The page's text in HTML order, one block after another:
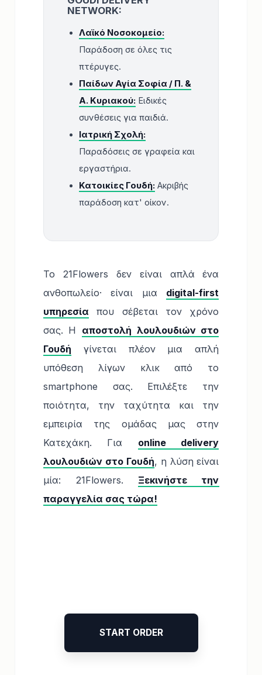
NETWORK:
Λαϊκό Νοσοκομείο:
Παράδοση σε όλες τις
πτέρυγες.
Παίδων Αγία Σοφία / Π. &
Α. Κυριακού: Ειδικές
συνθέσεις για παιδιά.
Ιατρική Σχολή:
Παραδόσεις σε γραφεία και
εργαστήρια.
Κατοικίες Γουδή: Ακριβής
παράδοση κατ' οίκον.
Το 21Flowers δεν είναι απλά ένα
ανθοπωλείο· είναι μια digital-first
υπηρεσία που σέβεται τον χρόνο
σας. Η αποστολή λουλουδιών στο
Γουδή γίνεται πλέον μια απλή
υπόθεση λίγων κλικ από το
smartphone σας. Επιλέξτε την
ποιότητα, την ταχύτητα και την
εμπειρία της ομάδας μας στην
Κατεχάκη. Για online delivery
λουλουδιών στο Γουδή, η λύση είναι
μία: 21Flowers. Ξεκινήστε την
παραγγελία σας τώρα!
START ORDER